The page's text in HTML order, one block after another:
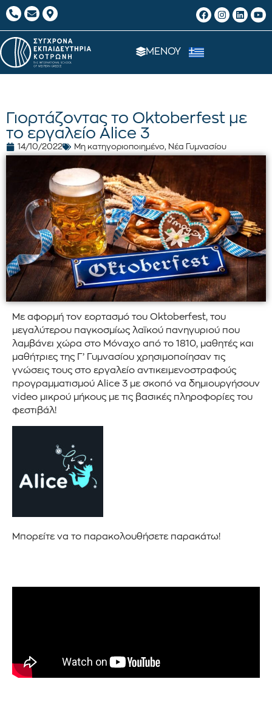
ΜΕΝΟΥ
Γιορτάζοντας το Oktoberfest με
το εργαλείο Alice 3
14/10/2022 Μη κατηγοριοποιημένο, Νέα Γυμνασίου
Με αφορμή τον εορτασμό του Oktoberfest, του
μεγαλύτερου παγκοσμίως λαϊκού πανηγυριού που
λαμβάνει χώρα στο Μόναχο από το 1810, μαθητές και
μαθήτριες της Γ’ Γυμνασίου χρησιμοποίησαν τις
γνώσεις τους στο εργαλείο αντικειμενοστραφούς
προγραμματισμού Alice 3 με σκοπό να δημιουργήσουν
video μικρού μήκους με τις βασικές πληροφορίες του
φεστιβάλ!
Μπορείτε να το παρακολουθήσετε παρακάτω!